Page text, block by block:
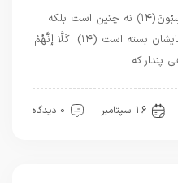
كَلَّا بَلْ رَانَ عَلَى قُلُوبِهِمْ مَا كَانُوا يَكْسِبُونَ ﴿۱۴﴾ نه چنين است بلكه
آنچه مرتكب مى ‏شدند زنگار بر دلهايشان بسته است (۱۴) كَلَّا إِنَّهُمْ
16 سپتامبر 0 دیدگاه